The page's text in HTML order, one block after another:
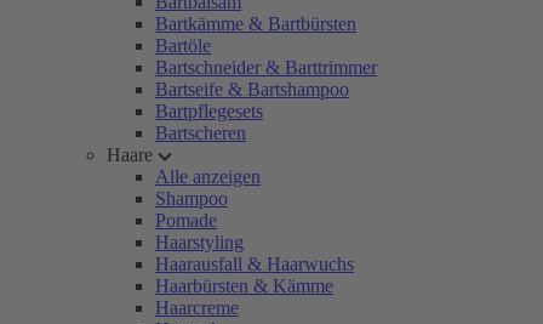
Bartkämme & Bartbürsten
Bartöle
Bartschneider & Barttrimmer
Bartseife & Bartshampoo
Bartpflegesets
Bartscheren
Haare
Alle anzeigen
Shampoo
Pomade
Haarstyling
Haarausfall & Haarwuchs
Haarbürsten & Kämme
Haarcreme